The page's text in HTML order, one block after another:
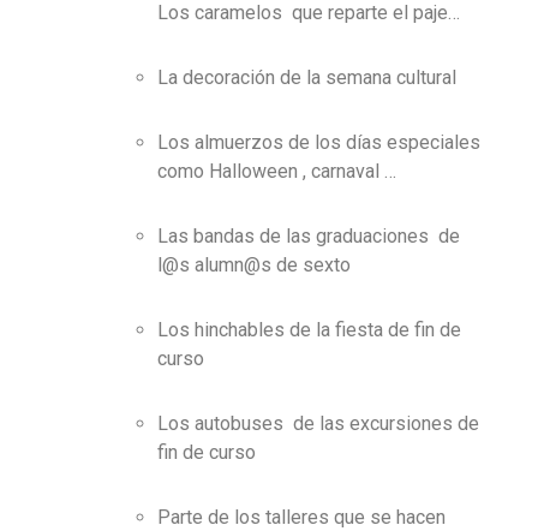
Los caramelos que reparte el paje…
La decoración de la semana cultural
Los almuerzos de los días especiales
como Halloween , carnaval …
Las bandas de las graduaciones de
l@s alumn@s de sexto
Los hinchables de la fiesta de fin de
curso
Los autobuses de las excursiones de
fin de curso
Parte de los talleres que se hacen